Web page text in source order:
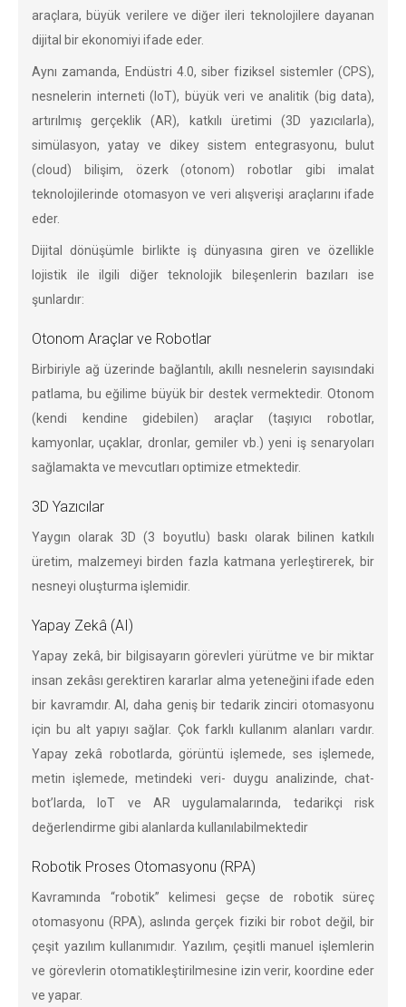
araçlara, büyük verilere ve diğer ileri teknolojilere dayanan
dijital bir ekonomiyi ifade eder.
Aynı zamanda, Endüstri 4.0, siber fiziksel sistemler (CPS),
nesnelerin interneti (IoT), büyük veri ve analitik (big data),
artırılmış gerçeklik (AR), katkılı üretimi (3D yazıcılarla),
simülasyon, yatay ve dikey sistem entegrasyonu, bulut
(cloud) bilişim, özerk (otonom) robotlar gibi imalat
teknolojilerinde otomasyon ve veri alışverişi araçlarını ifade
eder.
Dijital dönüşümle birlikte iş dünyasına giren ve özellikle
lojistik ile ilgili diğer teknolojik bileşenlerin bazıları ise
şunlardır:
Otonom Araçlar ve Robotlar
Birbiriyle ağ üzerinde bağlantılı, akıllı nesnelerin sayısındaki
patlama, bu eğilime büyük bir destek vermektedir. Otonom
(kendi kendine gidebilen) araçlar (taşıyıcı robotlar,
kamyonlar, uçaklar, dronlar, gemiler vb.) yeni iş senaryoları
sağlamakta ve mevcutları optimize etmektedir.
3D Yazıcılar
Yaygın olarak 3D (3 boyutlu) baskı olarak bilinen katkılı
üretim, malzemeyi birden fazla katmana yerleştirerek, bir
nesneyi oluşturma işlemidir.
Yapay Zekâ (AI)
Yapay zekâ, bir bilgisayarın görevleri yürütme ve bir miktar
insan zekâsı gerektiren kararlar alma yeteneğini ifade eden
bir kavramdır. AI, daha geniş bir tedarik zinciri otomasyonu
için bu alt yapıyı sağlar. Çok farklı kullanım alanları vardır.
Yapay zekâ robotlarda, görüntü işlemede, ses işlemede,
metin işlemede, metindeki veri- duygu analizinde, chat-
bot’larda, IoT ve AR uygulamalarında, tedarikçi risk
değerlendirme gibi alanlarda kullanılabilmektedir
Robotik Proses Otomasyonu (RPA)
Kavramında “robotik” kelimesi geçse de robotik süreç
otomasyonu (RPA), aslında gerçek fiziki bir robot değil, bir
çeşit yazılım kullanımıdır. Yazılım, çeşitli manuel işlemlerin
ve görevlerin otomatikleştirilmesine izin verir, koordine eder
ve yapar.